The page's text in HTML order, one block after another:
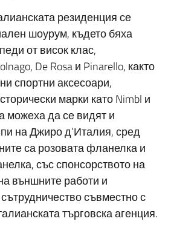
резиденция се
шоурум, където бяха
от висок клас,
De Rosa и Pinarello, както
спортни аксесоари,
марки като Nimbl и
можеха да се видят и
на Джиро д’Италия, сред
са розовата фланелка и
със спонсорството на
външните работи и
съвместно с
търговска агенция.